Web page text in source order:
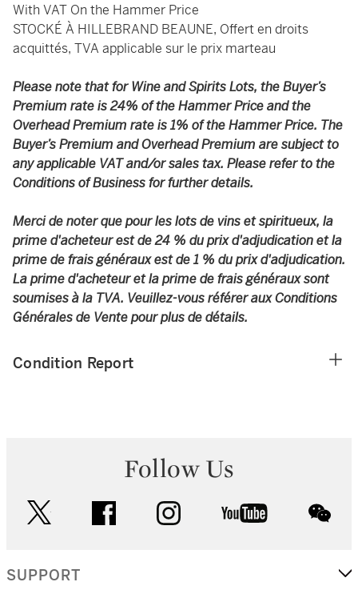
With VAT On the Hammer Price
STOCKÉ À HILLEBRAND BEAUNE, Offert en droits
acquittés, TVA applicable sur le prix marteau
Please note that for Wine and Spirits Lots, the Buyer’s
Premium rate is 24% of the Hammer Price and the
Overhead Premium rate is 1% of the Hammer Price. The
Buyer’s Premium and Overhead Premium are subject to
any applicable VAT and/or sales tax. Please refer to the
Conditions of Business for further details.
Merci de noter que pour les lots de vins et spiritueux, la
prime d'acheteur est de 24 % du prix d'adjudication et la
prime de frais généraux est de 1 % du prix d'adjudication.
La prime d'acheteur et la prime de frais généraux sont
soumises à la TVA. Veuillez-vous référer aux Conditions
Générales de Vente pour plus de détails.
Condition Report
Follow Us
facebook instagram youtube
SUPPORT